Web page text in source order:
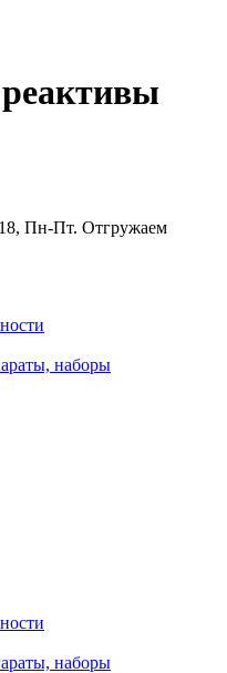
Пн-Пт. Отгружаем
наборы
наборы